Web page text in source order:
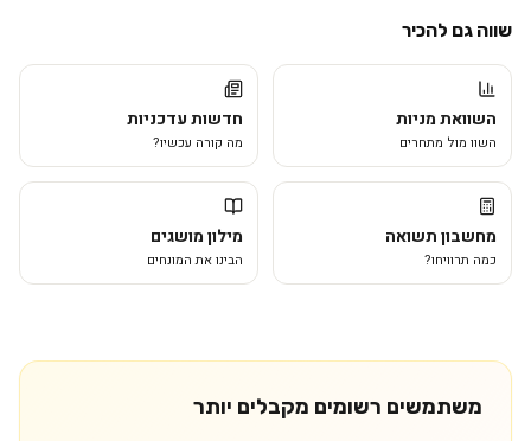
שווה גם להכיר
השוואת מניות
השוו מול מתחרים
חדשות עדכניות
מה קורה עכשיו?
מחשבון תשואה
כמה תרוויחו?
מילון מושגים
הבינו את המונחים
משתמשים רשומים מקבלים יותר